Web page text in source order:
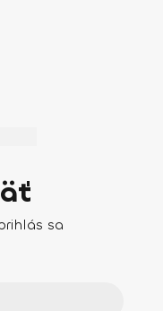
sa